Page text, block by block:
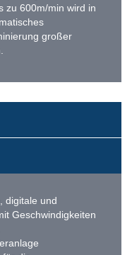
zu 600m/min wird in
großer
digitale und
Geschwindigkeiten